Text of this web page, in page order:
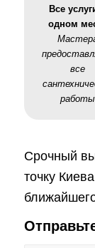
Все
одном
все
работы
Срочный
точку